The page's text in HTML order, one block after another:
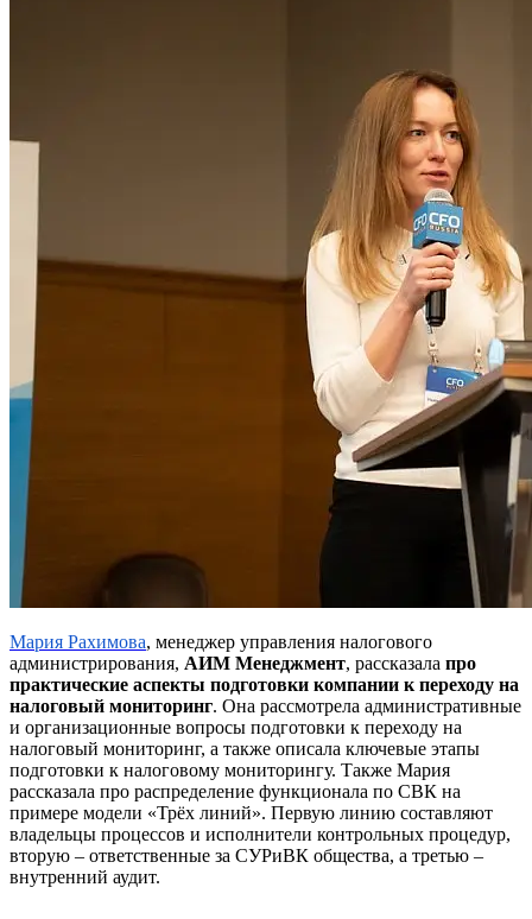
Мария Рахимова, менеджер управления налогового
администрирования, АИМ Менеджмент, рассказала про
практические аспекты подготовки компании к переходу на
налоговый мониторинг. Она рассмотрела административные
и организационные вопросы подготовки к переходу на
налоговый мониторинг, а также описала ключевые этапы
подготовки к налоговому мониторингу. Также Мария
рассказала про распределение функционала по СВК на
примере модели «Трёх линий». Первую линию составляют
владельцы процессов и исполнители контрольных процедур,
вторую – ответственные за СУРиВК общества, а третью –
внутренний аудит.